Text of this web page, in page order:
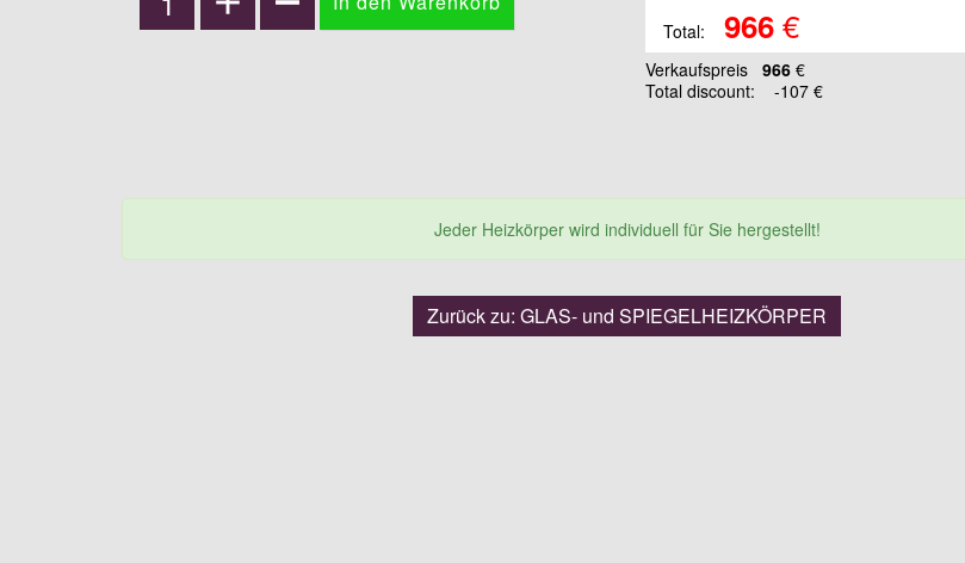
Total:
966€
Verkaufspreis 966€
Total discount:
-107 €
Jeder Heizkörper wird individuell für Sie hergestellt!
Zurück zu: GLAS- und SPIEGELHEIZKÖRPER